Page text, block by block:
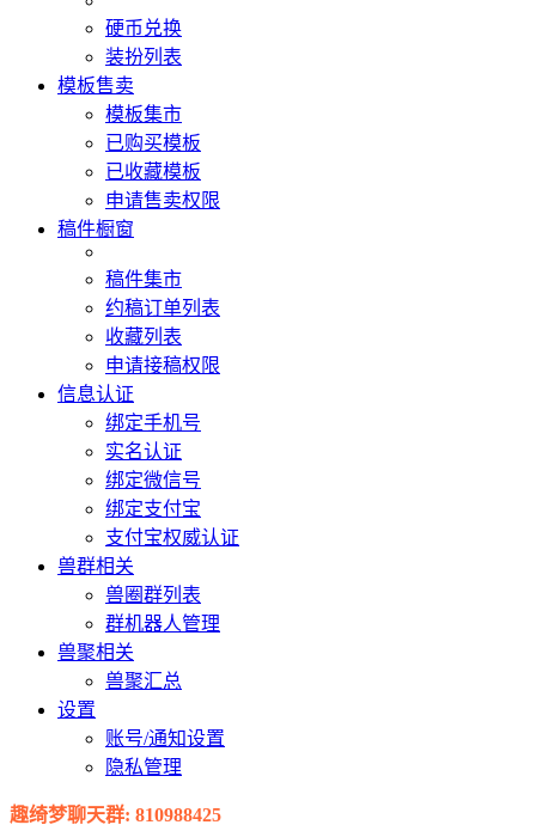
硬币兑换
装扮列表
模板售卖
模板集市
已购买模板
已收藏模板
申请售卖权限
稿件橱窗
稿件集市
约稿订单列表
收藏列表
申请接稿权限
信息认证
绑定手机号
实名认证
绑定微信号
绑定支付宝
支付宝权威认证
兽群相关
兽圈群列表
群机器人管理
兽聚相关
兽聚汇总
设置
账号/通知设置
隐私管理
趣绮梦聊天群: 810988425